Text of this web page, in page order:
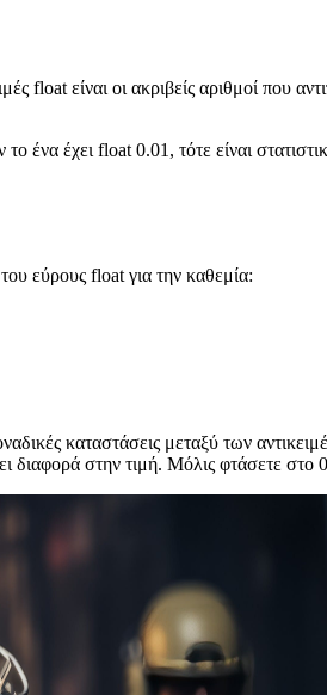
float είναι οι ακριβείς αριθμοί που
ένα έχει float 0.01, τότε είναι
εύρους float για την καθεμία:
καταστάσεις μεταξύ των
διαφορά στην τιμή. Μόλις φτάσετε